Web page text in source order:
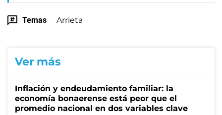
Temas Arrieta
Ver más
Inflación y endeudamiento familiar: la
economía bonaerense está peor que el
promedio nacional en dos variables clave